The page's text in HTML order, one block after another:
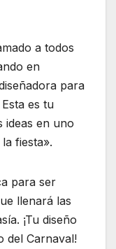
a todos
en
para
es tu
ideas en uno
fiesta».
para ser
llenará las
¡Tu diseño
del Carnaval!